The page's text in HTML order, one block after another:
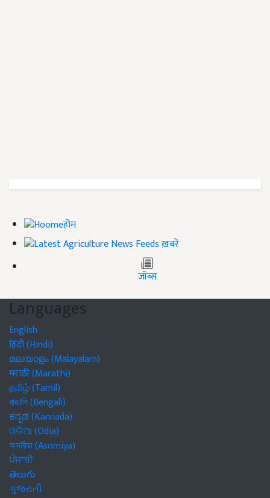
होम
ख़बरें
जॉब्स
Languages
English
हिंदी (Hindi)
മലയാളം (Malayalam)
मराठी (Marathi)
தமிழ் (Tamil)
বাঙালি (Bengali)
ಕನ್ನಡ (Kannada)
ଓଡିଆ (Odia)
অসমীয়া (Asomiya)
ਪੰਜਾਬੀ
తెలుగు
ગુજરાતી